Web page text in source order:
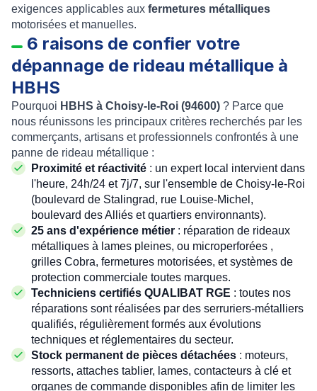
exigences applicables aux fermetures métalliques
motorisées et manuelles.
6 raisons de confier votre
dépannage de rideau métallique à
HBHS
Pourquoi HBHS à Choisy-le-Roi (94600) ? Parce que
nous réunissons les principaux critères recherchés par les
commerçants, artisans et professionnels confrontés à une
panne de rideau métallique :
Proximité et réactivité : un expert local intervient dans
l'heure, 24h/24 et 7j/7, sur l'ensemble de Choisy-le-Roi
(boulevard de Stalingrad, rue Louise-Michel,
boulevard des Alliés et quartiers environnants).
25 ans d'expérience métier : réparation de rideaux
métalliques à lames pleines, ou microperforées ,
grilles Cobra, fermetures motorisées, et systèmes de
protection commerciale toutes marques.
Techniciens certifiés QUALIBAT RGE : toutes nos
réparations sont réalisées par des serruriers-métalliers
qualifiés, régulièrement formés aux évolutions
techniques et réglementaires du secteur.
Stock permanent de pièces détachées : moteurs,
ressorts, attaches tablier, lames, contacteurs à clé et
organes de commande disponibles afin de limiter les